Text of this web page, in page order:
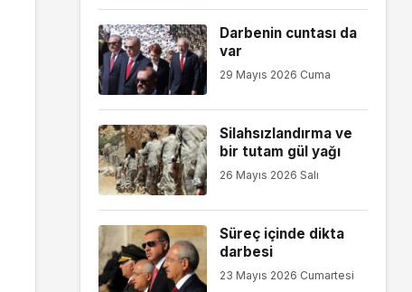
Darbenin cuntası da
var
29 Mayıs 2026 Cuma
Silahsızlandırma ve
bir tutam gül yağı
26 Mayıs 2026 Salı
Süreç içinde dikta
darbesi
23 Mayıs 2026 Cumartesi